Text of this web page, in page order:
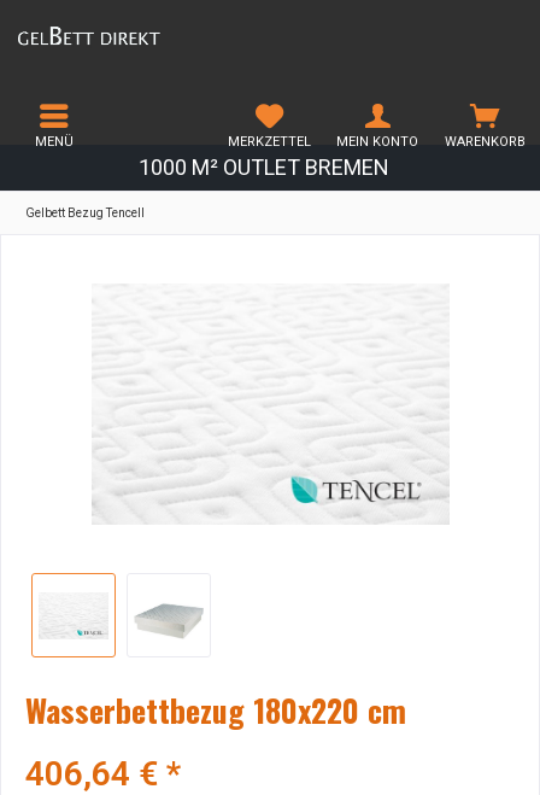
1000 M² OUTLET BREMEN
MENÜ WARENKORB
MERKZETTEL MEIN KONTO
Gelbett Bezug Tencell
Wasserbettbezug 180x220 cm
406,64 € *